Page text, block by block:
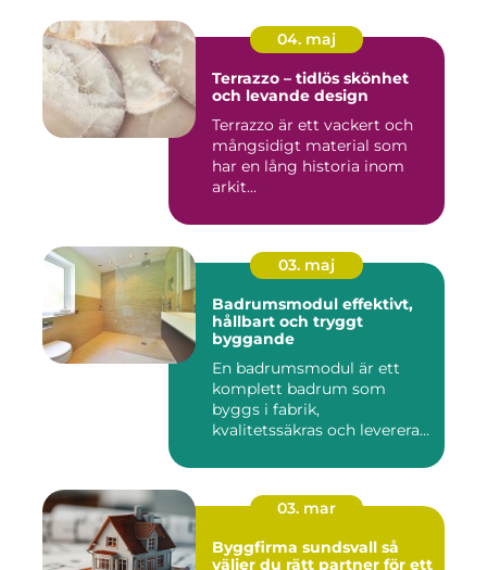
04. maj
Terrazzo – tidlös skönhet
och levande design
Terrazzo är ett vackert och
mångsidigt material som
har en lång historia inom
arkit...
03. maj
Badrumsmodul effektivt,
hållbart och tryggt
byggande
En badrumsmodul är ett
komplett badrum som
byggs i fabrik,
kvalitetssäkras och levereras
03. mar
Byggfirma sundsvall så
väljer du rätt partner för ett